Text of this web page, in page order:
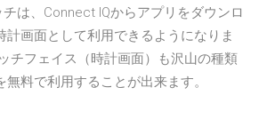
チは、Connect IQからアプリをダウンロ
計画面として利用できるようになりま
チフェイス（時計画面）も沢山の種類
料で利用することが出来ます。